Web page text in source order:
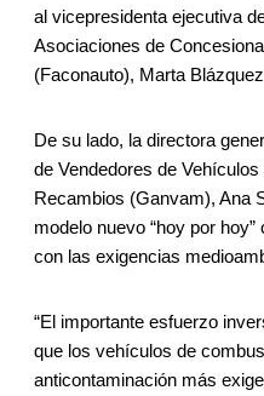
al vicepresidenta ejecutiva
Asociaciones de
(Faconauto), Marta
De su lado, la directora
de Vendedores de
Recambios (Ganvam), Ana
modelo nuevo “hoy por
con las exigencias
“El importante esfuerzo
que los vehículos de
anticontaminación más